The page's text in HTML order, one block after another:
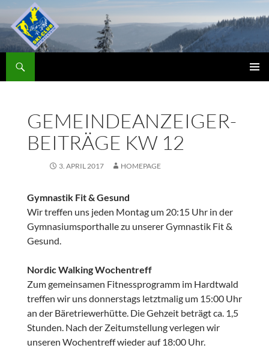
Zum
Inhalt
springen
Skiclub
GEMEINDEANZEIGER-
BEITRÄGE KW 12
3. APRIL 2017 HOMEPAGE
Gymnastik Fit & Gesund
Wir treffen uns jeden Montag um 20:15 Uhr in der
Gymnasiumsporthalle zu unserer Gymnastik Fit &
Gesund.
Nordic Walking Wochentreff
Zum gemeinsamen Fitnessprogramm im Hardtwald
treffen wir uns donnerstags letztmalig um 15:00 Uhr
an der Bäretriewerhütte. Die Gehzeit beträgt ca. 1,5
Stunden. Nach der Zeitumstellung verlegen wir
unseren Wochentreff wieder auf 18:00 Uhr.